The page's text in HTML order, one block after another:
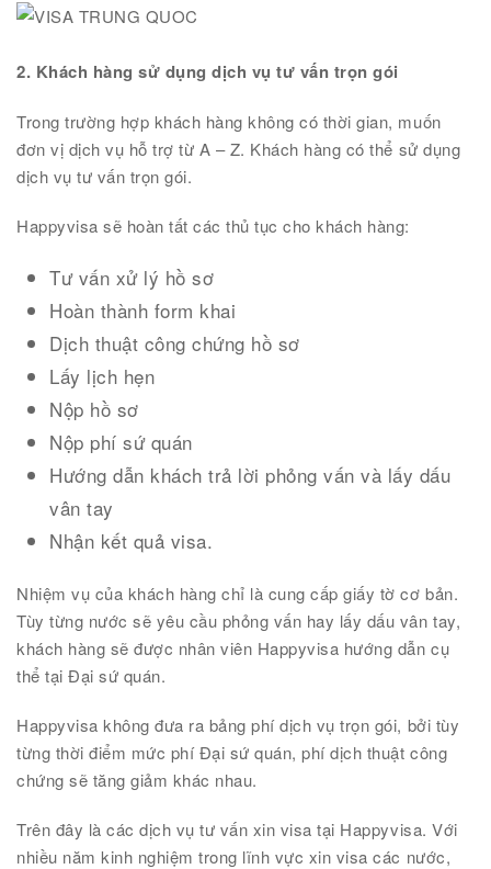
2. Khách hàng sử dụng dịch vụ tư vấn trọn gói
Trong trường hợp khách hàng không có thời gian, muốn
đơn vị dịch vụ hỗ trợ từ A – Z. Khách hàng có thể sử dụng
dịch vụ tư vấn trọn gói.
Happyvisa sẽ hoàn tất các thủ tục cho khách hàng:
Tư vấn xử lý hồ sơ
Hoàn thành form khai
Dịch thuật công chứng hồ sơ
Lấy lịch hẹn
Nộp hồ sơ
Nộp phí sứ quán
Hướng dẫn khách trả lời phỏng vấn và lấy dấu
vân tay
Nhận kết quả visa.
Nhiệm vụ của khách hàng chỉ là cung cấp giấy tờ cơ bản.
Tùy từng nước sẽ yêu cầu phỏng vấn hay lấy dấu vân tay,
khách hàng sẽ được nhân viên Happyvisa hướng dẫn cụ
thể tại Đại sứ quán.
Happyvisa không đưa ra bảng phí dịch vụ trọn gói, bởi tùy
từng thời điểm mức phí Đại sứ quán, phí dịch thuật công
chứng sẽ tăng giảm khác nhau.
Trên đây là các dịch vụ tư vấn xin visa tại Happyvisa. Với
nhiều năm kinh nghiệm trong lĩnh vực xin visa các nước,